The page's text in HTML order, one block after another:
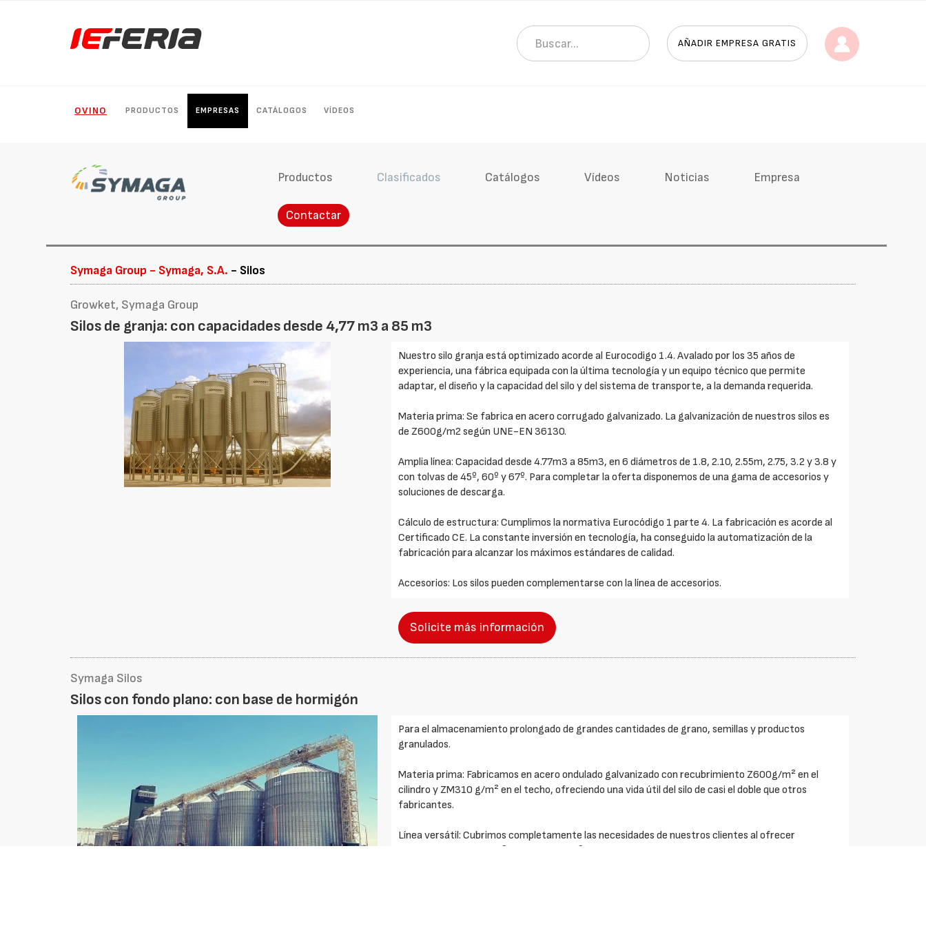
AÑADIR EMPRESA GRATIS
OVINO PRODUCTOS EMPRESAS CATÁLOGOS VÍDEOS
Productos Clasificados Catálogos Vídeos Noticias Empresa
Contactar
Symaga Group - Symaga, S.A. - Silos
Growket, Symaga Group
Silos de granja: con capacidades desde 4,77 m3 a 85 m3
Nuestro silo granja está optimizado acorde al Eurocodigo 1.4. Avalado por los 35 años de
experiencia, una fábrica equipada con la última tecnología y un equipo técnico que permite
adaptar, el diseño y la capacidad del silo y del sistema de transporte, a la demanda requerida.
Materia prima: Se fabrica en acero corrugado galvanizado. La galvanización de nuestros silos es
de Z600g/m2 según UNE-EN 36130.
Amplia línea: Capacidad desde 4.77m3 a 85m3, en 6 diámetros de 1.8, 2.10, 2.55m, 2.75, 3.2 y 3.8 y
con tolvas de 45º, 60º y 67º. Para completar la oferta disponemos de una gama de accesorios y
soluciones de descarga.
Cálculo de estructura: Cumplimos la normativa Eurocódigo 1 parte 4. La fabricación es acorde al
Certificado CE. La constante inversión en tecnología, ha conseguido la automatización de la
fabricación para alcanzar los máximos estándares de calidad.
Accesorios: Los silos pueden complementarse con la línea de accesorios.
Solicite más información
Symaga Silos
Silos con fondo plano: con base de hormigón
Para el almacenamiento prolongado de grandes cantidades de grano, semillas y productos
granulados.
Materia prima: Fabricamos en acero ondulado galvanizado con recubrimiento Z600g/m² en el
cilindro y ZM310 g/m² en el techo, ofreciendo una vida útil del silo de casi el doble que otros
fabricantes.
Línea versátil: Cubrimos completamente las necesidades de nuestros clientes al ofrecer
capacidades desde 5 m³ hasta 25.000 m³.